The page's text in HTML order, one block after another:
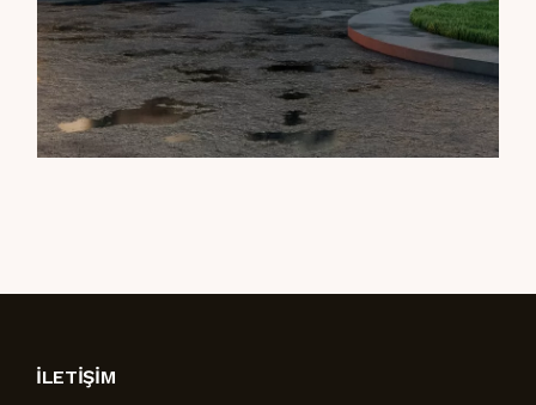
İLETIŞIM